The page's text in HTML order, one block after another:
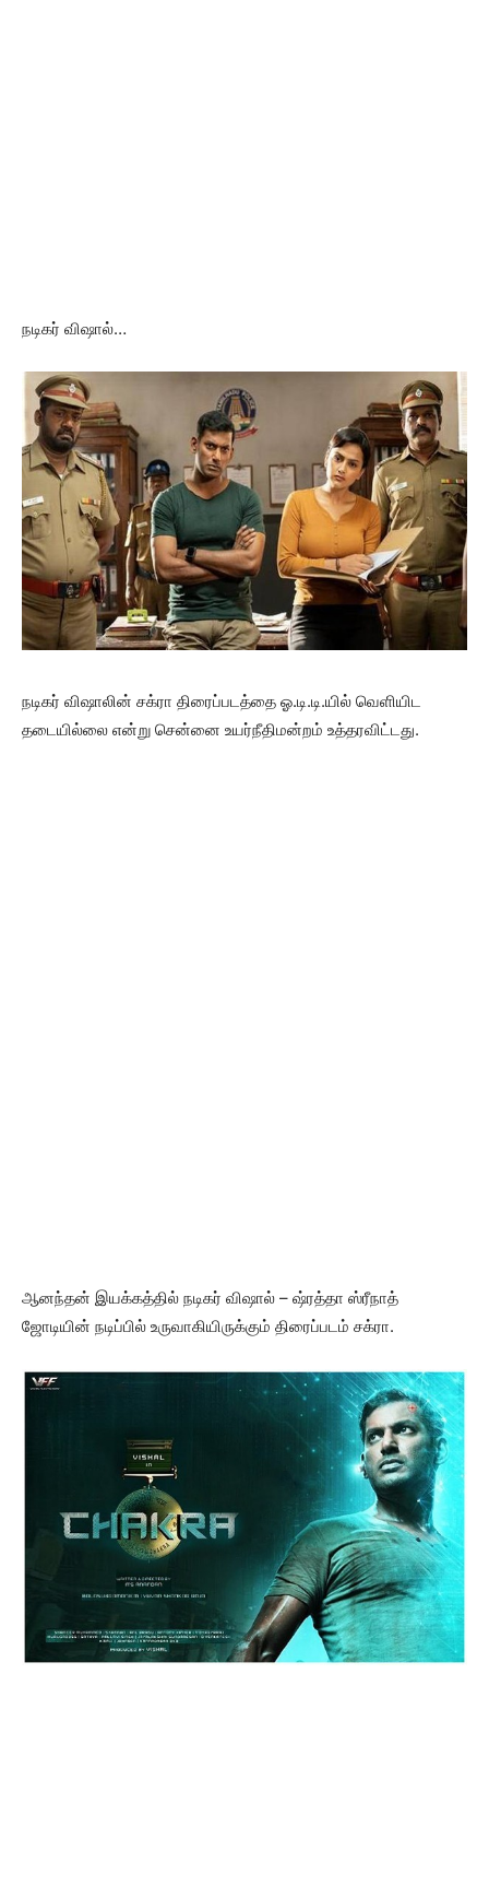
நடிகர் விஷால்…
நடிகர் விஷாலின் சக்ரா திரைப்படத்தை ஓ.டி.டி.யில் வெளியிட
தடையில்லை என்று சென்னை உயர்நீதிமன்றம் உத்தரவிட்டது.
ஆனந்தன் இயக்கத்தில் நடிகர் விஷால் – ஷ்ரத்தா ஸ்ரீநாத்
ஜோடியின் நடிப்பில் உருவாகியிருக்கும் திரைப்படம் சக்ரா.